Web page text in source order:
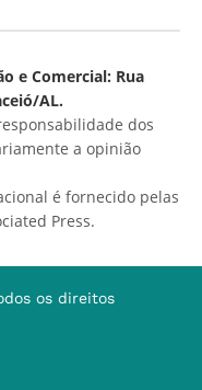
e Comercial: Rua
AL.
dos
a opinião
é fornecido pelas
Press.
os direitos